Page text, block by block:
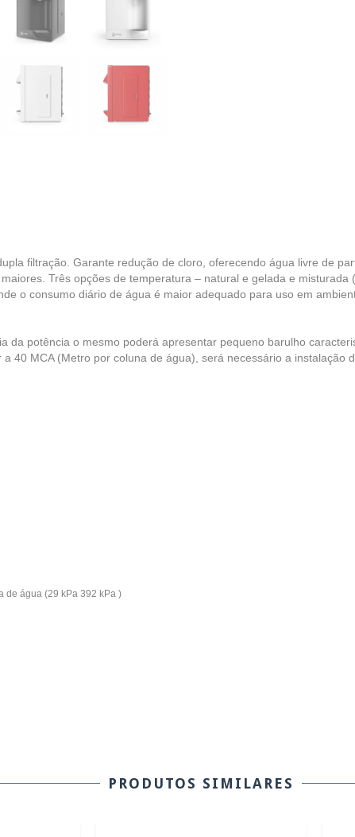
filtração. Garante redução de cloro, oferecendo água livre de
Três opções de temperatura – natural e gelada e
o consumo diário de água é maior adequado para uso em
da potência o mesmo poderá apresentar pequeno barulho
40 MCA (Metro por coluna de água), será necessário a instalação
de água (29 kPa 392 kPa )
PRODUTOS SIMILARES